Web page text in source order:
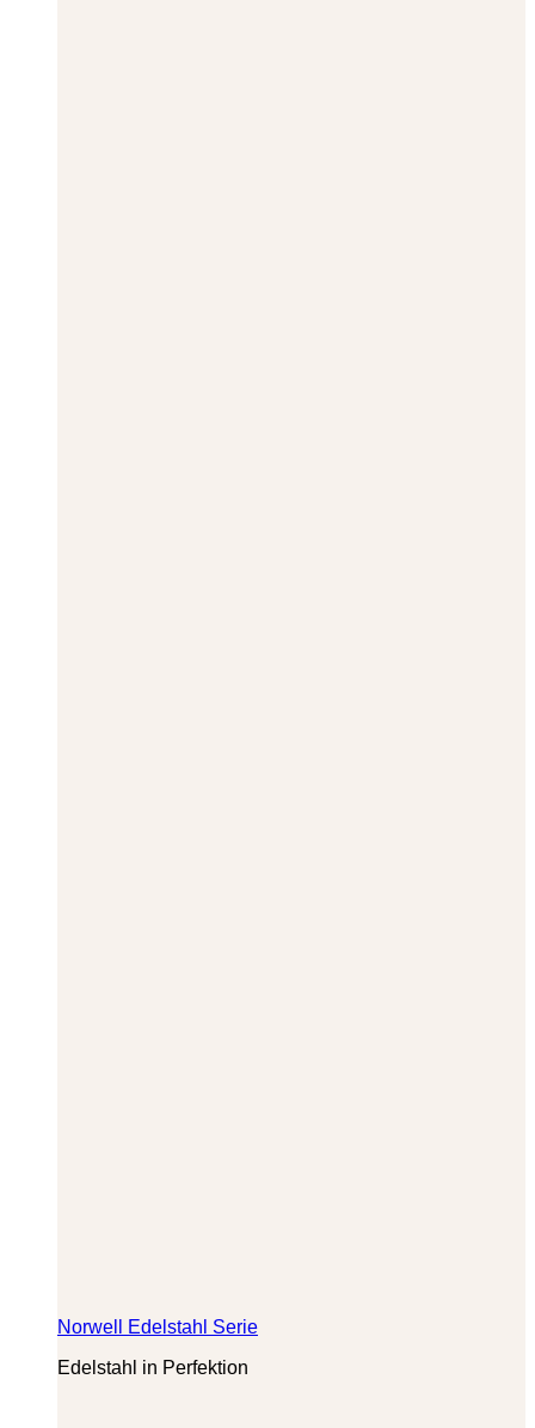
Norwell Edelstahl Serie
Edelstahl in Perfektion